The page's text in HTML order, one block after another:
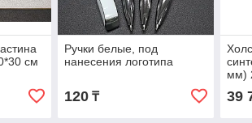
см
Ручки белые, под
нанесения логотипа
120₸
мм)
39